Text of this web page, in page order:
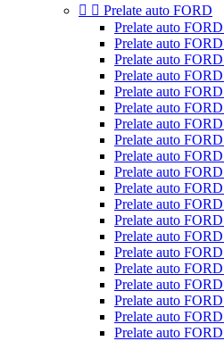
  Prelate auto FORD
Prelate auto
Prelate auto
Prelate auto
Prelate auto
Prelate auto
Prelate auto
Prelate auto
Prelate auto
Prelate auto
Prelate auto
Prelate auto
Prelate auto
Prelate auto
Prelate auto
Prelate auto
Prelate auto
Prelate auto
Prelate auto
Prelate auto
Prelate auto